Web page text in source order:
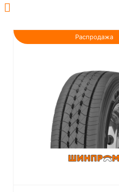
Распродажа